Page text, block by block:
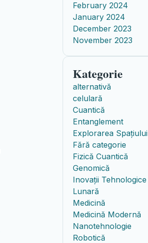
February 2024
January 2024
December 2023
November 2023
Kategorie
alternativă
celulară
Cuantică
Entanglement
Explorarea Spațiului
Fără categorie
Fizică Cuantică
Genomică
Inovații Tehnologice
Lunară
Medicină
Medicină Modernă
Nanotehnologie
Robotică